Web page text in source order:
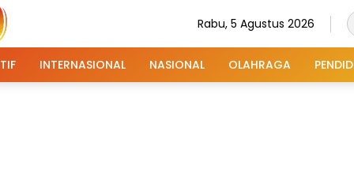
Rabu, 5 Agustus 2026
INTERNASIONAL NASIONAL OLAHRAGA